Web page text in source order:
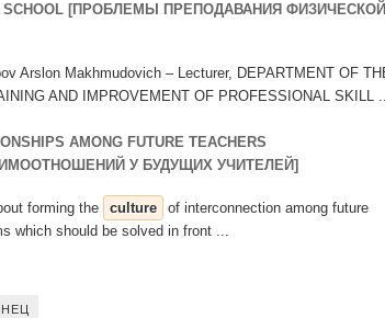
SCHOOL [ПРОБЛЕМЫ ПРЕПОДАВАНИЯ ФИЗИЧЕСКОЙ
Arslon Makhmudovich – Lecturer, DEPARTMENT OF
AND IMPROVEMENT OF PROFESSIONAL SKILL
AMONG FUTURE TEACHERS
У БУДУЩИХ УЧИТЕЛЕЙ]
forming the culture
of interconnection among future
which should be solved in front ...